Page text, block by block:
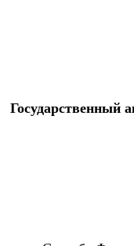
Государственный